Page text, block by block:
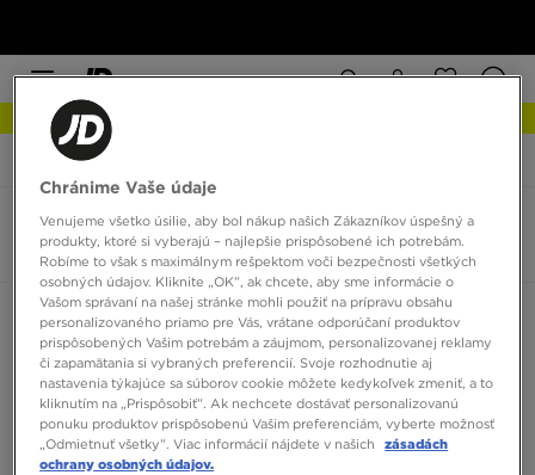
JD Sports Converse All Star Core
Converse All Star Core
0 produktov
Zoradiť:Odporúčané Filtrovať
Chránime Vaše údaje
Venujeme všetko úsilie, aby bol nákup našich Zákazníkov úspešný a
produkty, ktoré si vyberajú – najlepšie prispôsobené ich potrebám.
Robíme to však s maximálnym rešpektom voči bezpečnosti všetkých
osobných údajov. Kliknite „OK”, ak chcete, aby sme informácie o
Vašom správaní na našej stránke mohli použiť na prípravu obsahu
personalizovaného priamo pre Vás, vrátane odporúčaní produktov
prispôsobených Vašim potrebám a záujmom, personalizovanej reklamy
či zapamätania si vybraných preferencií. Svoje rozhodnutie aj
nastavenia týkajúce sa súborov cookie môžete kedykoľvek zmeniť, a to
kliknutím na „Prispôsobiť”. Ak nechcete dostávať personalizovanú
ponuku produktov prispôsobenú Vašim preferenciám, vyberte možnosť
„Odmietnuť všetky”. Viac informácií nájdete v našich
zásadách
ochrany osobných údajov.